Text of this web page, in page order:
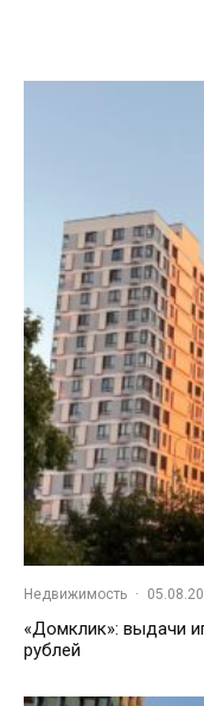
Недвижимость ·
«Домклик»: выдачи
рублей